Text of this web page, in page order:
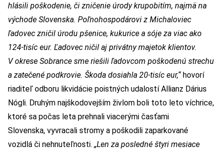
hlásili poškodenie, či zničenie úrody krupobitím, najmä na
východe Slovenska. Poľnohospodárovi z Michaloviec
ľadovec zničil úrodu pšenice, kukurice a sóje za viac ako
124-tisíc eur. Ľadovec ničil aj privátny majetok klientov.
V okrese Sobrance sme riešili ľadovcom poškodenú strechu
a zatečené podkrovie. Škoda dosiahla 20-tisíc eur,“ hovorí
riaditeľ odboru likvidácie poistných udalostí Allianz Dárius
Nógli. Druhým najškodovejším živlom boli toto leto víchrice,
ktoré sa počas leta prehnali viacerými časťami
Slovenska, vyvracali stromy a poškodili zaparkované
vozidlá či nehnuteľnosti. „Len za posledné štyri mesiace